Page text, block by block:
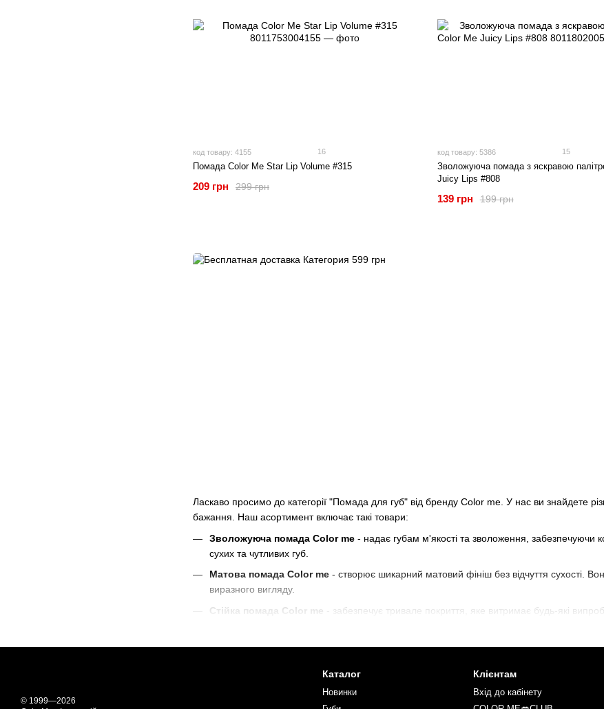
Ласкаво просимо до категорії "Помада для губ" від бренду Color me. У нас ви знайдете
бажання. Наш асортимент включає такі товари:
Зволожуюча помада Color me - надає губам м'якості та зволоження, забезпечуючи
сухих та чутливих губ.
Матова помада Color me - створює шикарний матовий фініш без відчуття сухості.
виразного вигляду.
Стійка помада Color me
- забезпечує тривале покриття, яке витримає будь-які
Помада з ефектом мармеладних губ Color me- надає губам привабливого блиску
Обирайте помаду для губ Color me - створюйте незабутні образи з високоякісною
код товару: 4155 16
Помада Color Me Star Lip Volume #315
299 грн
209 грн
код товару: 5386 15
Зволожуюча помада з яскравою
Juicy Lips #808
199 грн
139 грн
© 1999—2026
Каталог
Новинки
Клієнтам
Вхід до кабінету